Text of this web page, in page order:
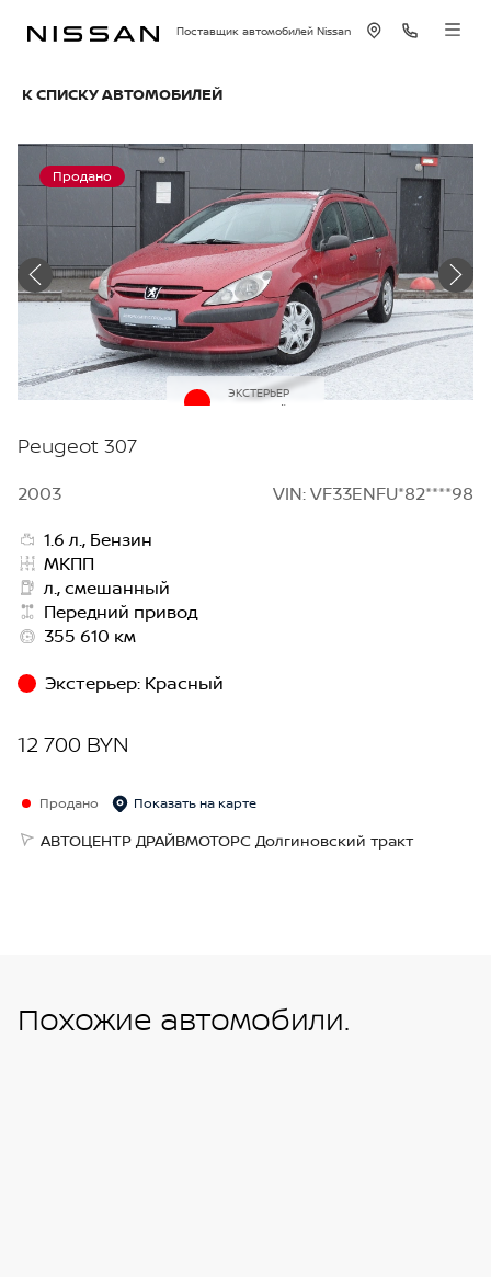
Поставщик автомобилей Nissan
К СПИСКУ АВТОМОБИЛЕЙ
Продано
ЭКСТЕРЬЕР
Красный
Peugeot 307
2003
VIN: VF33ENFU*82****98
1.6 л., Бензин
МКПП
л., смешанный
Передний привод
355 610 км
Экстерьер: Красный
12 700 BYN
Продано Показать на карте
АВТОЦЕНТР ДРАЙВМОТОРС Долгиновский тракт
Похожие автомобили.